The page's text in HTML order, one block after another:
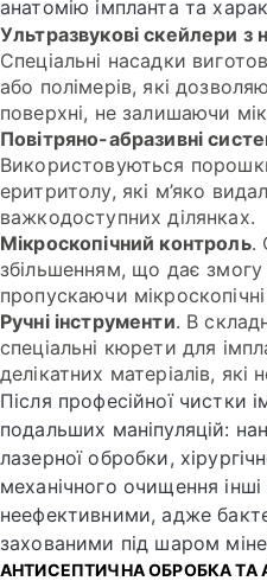
анатомію імпланта та
Ультразвукові скейлери з
Спеціальні насадки
або полімерів, які
поверхні, не залишаючи
Повітряно-абразивні
Використовуються
еритритолу, які м’яко
важкодоступних ділянках.
Мікроскопічний контроль.
збільшенням, що дає змогу
пропускаючи
Ручні інструменти. В
спеціальні кюрети для
делікатних матеріалів,
Після професійної чистки
подальших маніпуляцій:
лазерної обробки,
механічного очищення
неефективними, адже
захованими під шаром
АНТИСЕПТИЧНА ОБРОБКА ТА